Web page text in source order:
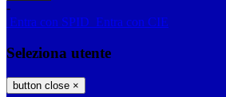
-
Entra con SPID Entra con CIE
Seleziona utente
button close ×